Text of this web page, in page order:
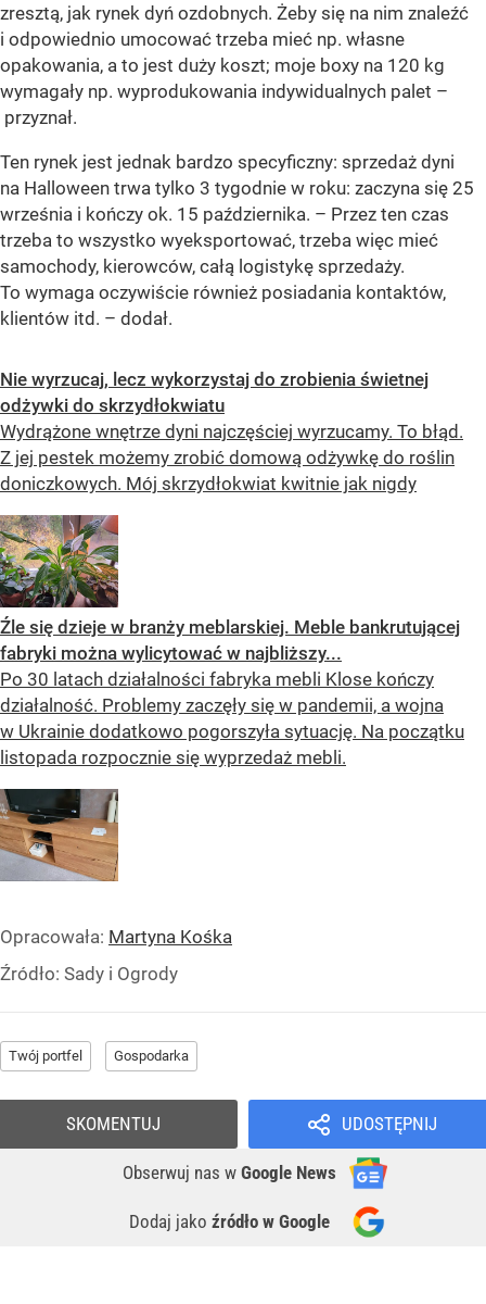
zresztą, jak rynek dyń ozdobnych. Żeby się na nim znaleźć
i odpowiednio umocować trzeba mieć np. własne
opakowania, a to jest duży koszt; moje boxy na 120 kg
wymagały np. wyprodukowania indywidualnych palet –
przyznał.
Ten rynek jest jednak bardzo specyficzny: sprzedaż dyni
na Halloween trwa tylko 3 tygodnie w roku: zaczyna się 25
września i kończy ok. 15 października. – Przez ten czas
trzeba to wszystko wyeksportować, trzeba więc mieć
samochody, kierowców, całą logistykę sprzedaży.
To wymaga oczywiście również posiadania kontaktów,
klientów itd. – dodał.
Nie wyrzucaj, lecz wykorzystaj do zrobienia świetnej
odżywki do skrzydłokwiatu
Wydrążone wnętrze dyni najczęściej wyrzucamy. To błąd.
Z jej pestek możemy zrobić domową odżywkę do roślin
doniczkowych. Mój skrzydłokwiat kwitnie jak nigdy
Źle się dzieje w branży meblarskiej. Meble bankrutującej
fabryki można wylicytować w najbliższy...
Po 30 latach działalności fabryka mebli Klose kończy
działalność. Problemy zaczęły się w pandemii, a wojna
w Ukrainie dodatkowo pogorszyła sytuację. Na początku
listopada rozpocznie się wyprzedaż mebli.
Opracowała: Martyna Kośka
Źródło: Sady i Ogrody
Twój portfel Gospodarka
UDOSTĘPNIJ
Obserwuj nas w Google News
Dodaj jako źródło w Google
SKOMENTUJ